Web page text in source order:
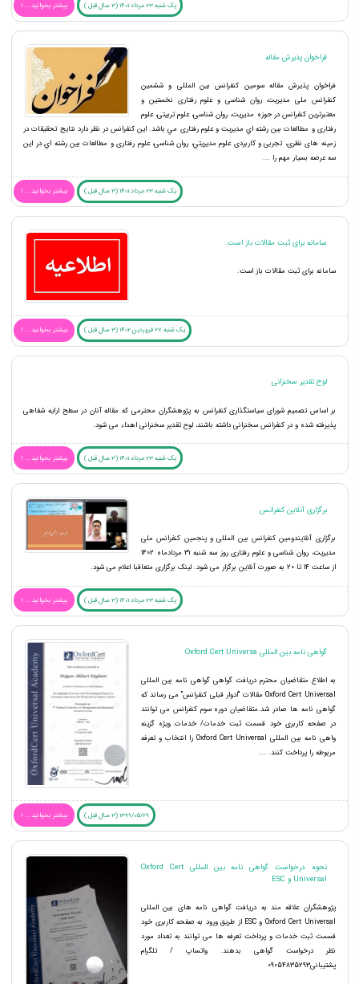
یک شنبه 23 مرداد 1401 (3 سال قبل ) بیشتر بخوانید ... !
فراخوان پذیرش مقاله
فراخوان پذيرش مقاله سومین کنفرانس بین المللی و ششمین
کنفرانس ملی مدیریت، روان شناسی و علوم رفتاری نخستين و
معتبرترين كنفرانس در حوزه مدیریت، روان شناسی، علوم تربیتی، علوم
رفتاری و مطالعات بين رشته اي مديريت و علوم رفتاری مي باشد. اين كنفرانس در نظر دارد نتایج تحقیقات در
زمینه های نظری، تجربی و کاربردی علوم مديريتي، روان شناسی، علوم رفتاری و مطالعات بين رشته اي در اين
سه عرصه بسيار مهم را ...
یک شنبه 23 مرداد 1401 (3 سال قبل ) بیشتر بخوانید ... !
سامانه برای ثبت مقالات باز است.
سامانه برای ثبت مقالات باز است.
یک شنبه 27 فروردین 1402 (3 سال قبل ) بیشتر بخوانید ... !
لوح تقدیر سخنرانی
بر اساس تصمیم شورای سیاستگذاری کنفرانس به پژوهشگران محترمی که مقاله آنان در سطح ارایه شفاهی
پذیرفته شده و در کنفرانس سخنرانی داشته باشند، لوح تقدیر سخنرانی اهداء می شود.
یک شنبه 23 مرداد 1401 (3 سال قبل ) بیشتر بخوانید ... !
برگزاری آنلاین کنفرانس
برگزاری آنلایندومین کنفرانس بین المللی و پنجمین کنفرانس ملی
مدیریت، روان شناسی و علوم رفتاری روز سه شنبه 31 مردادماه 1402
از ساعت 14 تا 20 به صورت آنلاین برگزار می شود. لینک برگزاری متعاقبا اعلام می شود.
یک شنبه 23 مرداد 1401 (3 سال قبل ) بیشتر بخوانید ... !
گواهی نامه بین المللی Oxford Cert Universa
به اطلاع متقاضیان محترم دریافت گواهی گواهی نامه بین المللی
Oxford Cert Universal مقالات "ادوار قبلی کنفرانس" می رساند که
گواهی نامه ها صادر شد.متقاضیان دوره سوم کنفرانس می توانند
در صفحه کاربری خود قسمت ثبت خدمات/ خدمات ویژه گزینه
واهی نامه بین المللی Oxford Cert Universal را انتخاب و تعرفه
مربوطه را پرداخت کنند. ...
1399/05/29 (3 سال قبل ) بیشتر بخوانید ... !
نحوه درخواست گواهی نامه بین المللی Oxford Cert
Universal و ESC
پژوهشگران علاقه مند به دریافت گواهی نامه های بین المللی
Oxford Cert Universal و ESC از طریق ورود به صفحه کاربری خود
قسمت ثبت خدمات و پرداخت تعرفه ها می توانند به تعداد مورد
نظر درخواست گواهی بدهند. واتساپ / تلگرام
پشتیبانی09054835293